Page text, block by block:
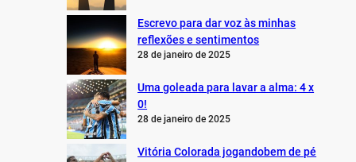
Escrevo para dar voz às minhas
reflexões e sentimentos
28 de janeiro de 2025
Uma goleada para lavar a alma: 4 x
0!
28 de janeiro de 2025
Vitória Colorada jogandobem de pé